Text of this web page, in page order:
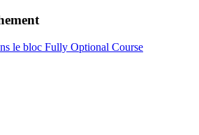
le bloc Fully Optional Course